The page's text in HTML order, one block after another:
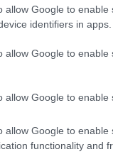
allow Google to
identifiers in apps.
allow Google to
allow Google to enable
allow Google to
functionality and
DO területén
biztosan elfogy
fehérborból,
egy újabb
legtöbb
saját tapasztalat